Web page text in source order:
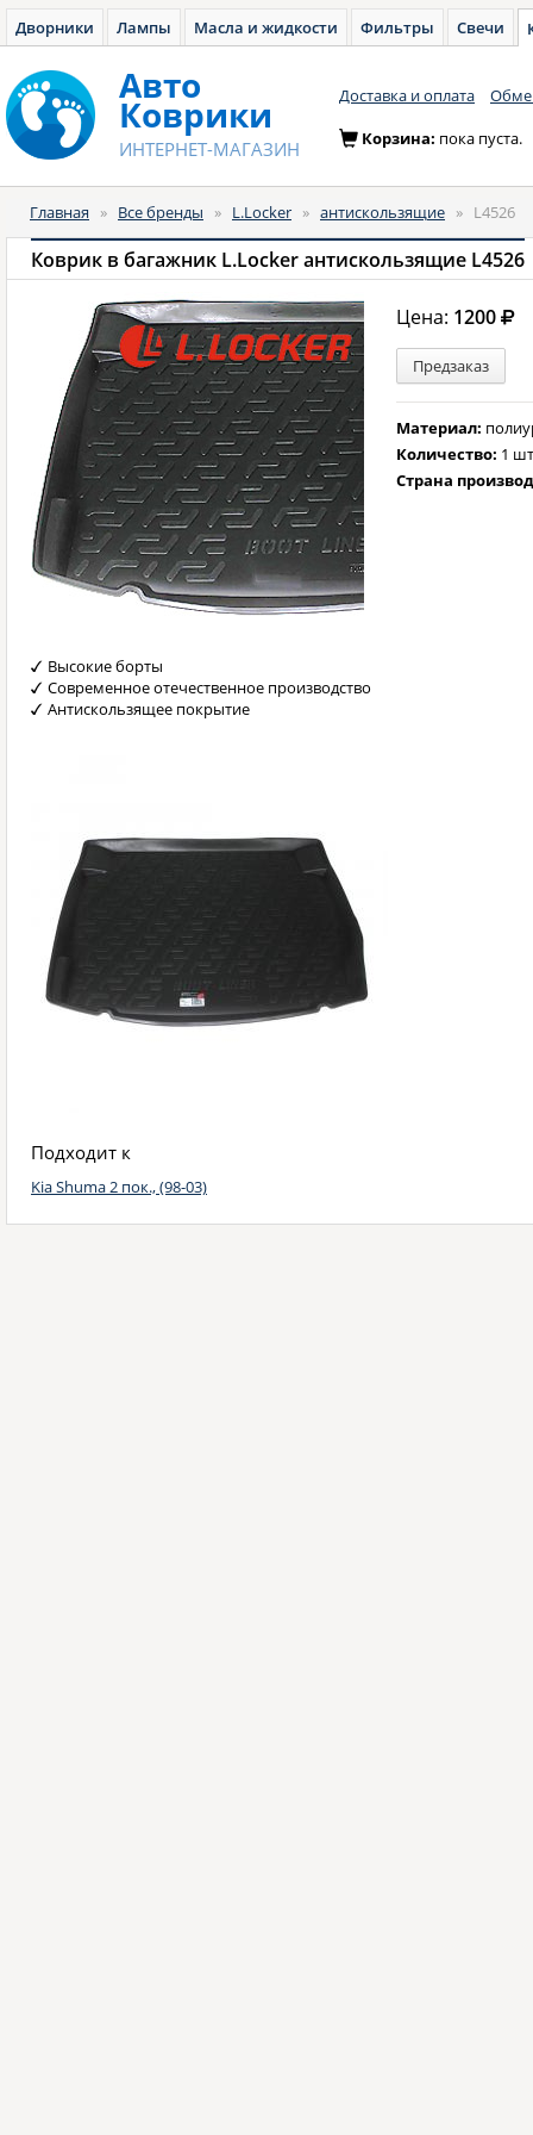
Дворники Лампы Масла и жидкости Фильтры Свечи
Авто
Коврики
ИНТЕРНЕТ-МАГАЗИН
Доставка и оплата
Корзина: пока пуста.
Главная » Все бренды » L.Locker » антискользящие » L4526
Коврик в багажник L.Locker антискользящие L4526
Цена: 1200
Предзаказ
Материал:
Количество: 1
Страна
Высокие борты
Современное отечественное производство
Антискользящее покрытие
Подходит к
Kia Shuma 2 пок., (98-03)